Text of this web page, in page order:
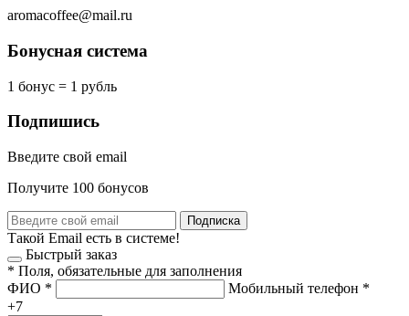
aromacoffee@mail.ru
Бонусная система
1 бонус = 1 рубль
Подпишись
Введите свой email
Получите 100 бонусов
Подписка
Такой Email есть в системе!
Быстрый заказ
* Поля, обязательные для заполнения
ФИО * Мобильный телефон *
+7